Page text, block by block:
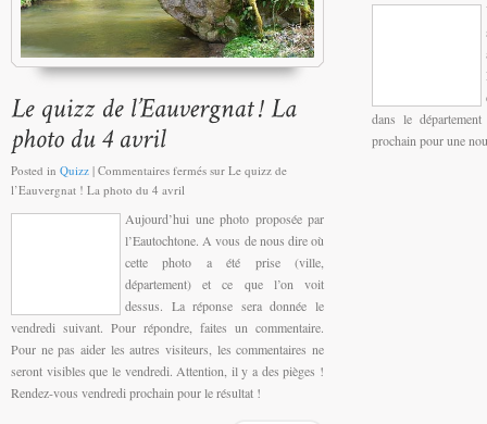
Posted in Quizz | Commentaires fermés sur Le quizz de
l’Eauvergnat ! La photo du 4 avril
Aujourd’hui une photo proposée par
l’Eautochtone. A vous de nous dire où
cette photo a été prise (ville,
département) et ce que l’on voit
dessus. La réponse sera donnée le
vendredi suivant. Pour répondre, faites un commentaire.
Pour ne pas aider les autres visiteurs, les commentaires ne
seront visibles que le vendredi. Attention, il y a des pièges !
Rendez-vous vendredi prochain pour le résultat !
dans le
prochain pour une